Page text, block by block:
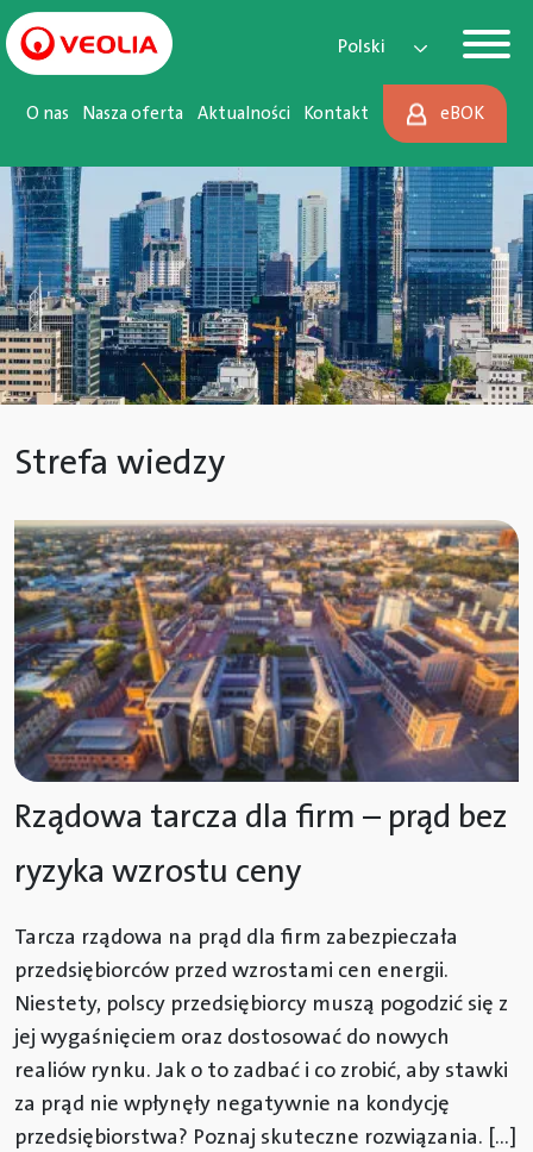
Przejdź do treści
Polski
O nas Nasza oferta Aktualności Kontakt eBOK
Strefa wiedzy
Rządowa tarcza dla firm – prąd bez
ryzyka wzrostu ceny
Tarcza rządowa na prąd dla firm zabezpieczała
przedsiębiorców przed wzrostami cen energii.
Niestety, polscy przedsiębiorcy muszą pogodzić się z
jej wygaśnięciem oraz dostosować do nowych
realiów rynku. Jak o to zadbać i co zrobić, aby stawki
za prąd nie wpłynęły negatywnie na kondycję
przedsiębiorstwa? Poznaj skuteczne rozwiązania. […]